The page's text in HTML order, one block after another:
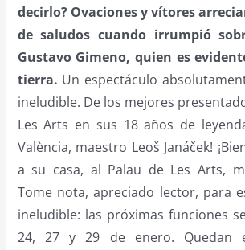
decirlo? Ovaciones y vítores
de saludos cuando irrumpió
Gustavo Gimeno, quien es
tierra. Un espectáculo
ineludible. De los mejores
Les Arts en sus 18 años de
València, maestro Leoš Janáček!
a su casa, al Palau de Les Arts,
Tome nota, apreciado lector, para
ineludible: las próximas funciones
24, 27 y 29 de enero. Quedan